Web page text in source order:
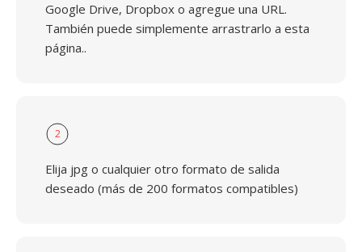
Google Drive, Dropbox o agregue una URL.
También puede simplemente arrastrarlo a esta
página..
2
Elija jpg o cualquier otro formato de salida
deseado (más de 200 formatos compatibles)